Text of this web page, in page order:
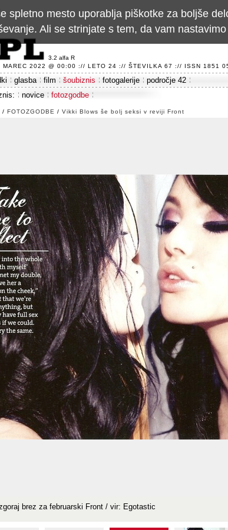
3.2 alfa R
MAREC 2022 @ 00:00 :// LETO 24 :// ŠTEVILKA 67 :// ISSN 1851
glasba film šoubiznis fotogalerije
področje 42
novice fotozgodbe
/ FOTOZGODBE / Vikki Blows še bolj seksi v reviji Front
brez za februarski Front / vir: Egotastic
spletno mesto uporablja piškotke za boljše
Ali se strinjate s tem, da vam